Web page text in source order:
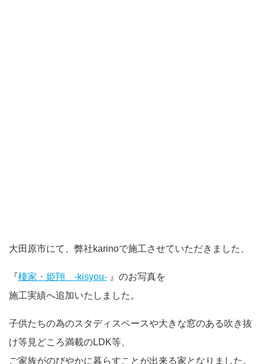
大田原市にて、弊社karinoで施工させていただきました、
『棲家・姫翔 -kisyou- 』のお写真を
施工実績へ追加いたしました。
子供たちの為のスタディスペースや大きな窓のある吹き抜
け等見どころ満載のLDK等、
ご家族がのびやかに暮らすことが出来る家となりました。